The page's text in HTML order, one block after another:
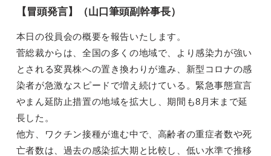
【冒頭発言】（山口筆頭副幹事長）
本日の役員会の概要を報告いたします。
菅総裁からは、全国の多くの地域で、より感染力が強い
とされる変異株への置き換わりが進み、新型コロナの感
染者が急激なスピードで増え続けている。緊急事態宣言
やまん延防止措置の地域を拡大し、期間も8月末まで延
長した。
他方、ワクチン接種が進む中で、高齢者の重症者数や死
亡者数は、過去の感染拡大期と比較し、低い水準で推移